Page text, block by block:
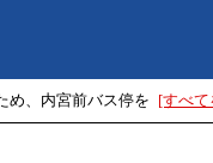
め、内宮前バス停を [すべ